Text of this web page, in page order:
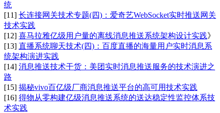
统
[11] 长连接网关技术专题(四)：爱奇艺WebSocket实时推送网关
技术实践
[12] 喜马拉雅亿级用户量的离线消息推送系统架构设计实践》
[13] 直播系统聊天技术(四)：百度直播的海量用户实时消息系
统架构演进实践
[14] 消息推送技术干货：美团实时消息推送服务的技术演进之
路
[15] 揭秘vivo百亿级厂商消息推送平台的高可用技术实践
[16] 得物从零构建亿级消息推送系统的送达稳定性监控体系技
术实践